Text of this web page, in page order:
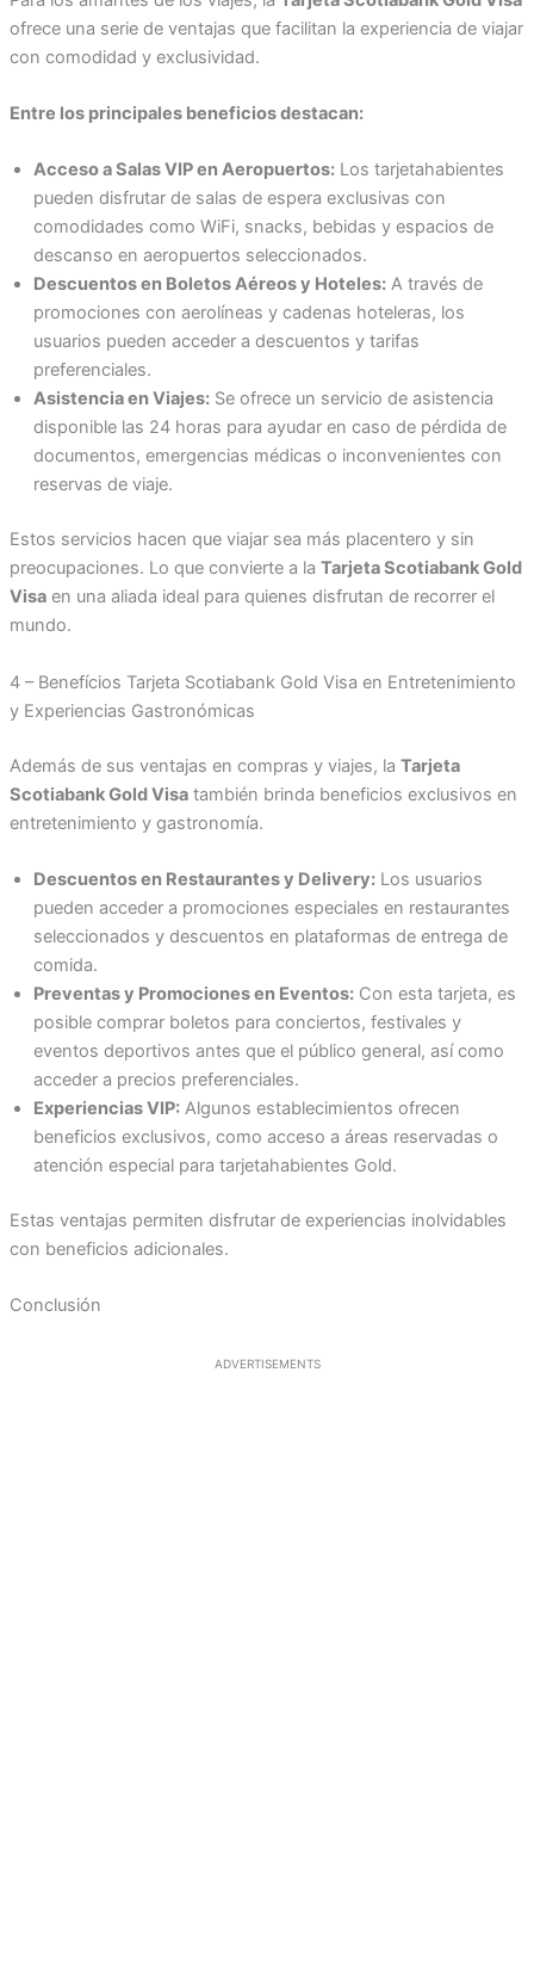
ofrece una serie de ventajas que facilitan la experiencia de viajar
con comodidad y exclusividad.
Entre los principales beneficios destacan:
Acceso a Salas VIP en Aeropuertos:Los tarjetahabientes
pueden disfrutar de salas de espera exclusivas con
comodidades como WiFi, snacks, bebidas y espacios de
descanso en aeropuertos seleccionados.
Descuentos en Boletos Aéreos y Hoteles:A través de
promociones con aerolíneas y cadenas hoteleras, los
usuarios pueden acceder a descuentos y tarifas
preferenciales.
Asistencia en Viajes:Se ofrece un servicio de asistencia
disponible las 24 horas para ayudar en caso de pérdida de
documentos, emergencias médicas o inconvenientes con
reservas de viaje.
Estos servicios hacen que viajar sea más placentero y sin
preocupaciones. Lo que convierte a la Tarjeta Scotiabank Gold
Visaen una aliada ideal para quienes disfrutan de recorrer el
mundo.
4 – Benefícios Tarjeta Scotiabank Gold Visa en Entretenimiento
y Experiencias Gastronómicas
Además de sus ventajas en compras y viajes, la Tarjeta
Scotiabank Gold Visatambién brinda beneficios exclusivos en
entretenimiento y gastronomía.
Descuentos en Restaurantes y Delivery:Los usuarios
pueden acceder a promociones especiales en restaurantes
seleccionados y descuentos en plataformas de entrega de
comida.
Preventas y Promociones en Eventos:Con esta tarjeta, es
posible comprar boletos para conciertos, festivales y
eventos deportivos antes que el público general, así como
acceder a precios preferenciales.
Experiencias VIP:Algunos establecimientos ofrecen
beneficios exclusivos, como acceso a áreas reservadas o
atención especial para tarjetahabientes Gold.
Estas ventajas permiten disfrutar de experiencias inolvidables
con beneficios adicionales.
Conclusión
ADVERTISEMENTS